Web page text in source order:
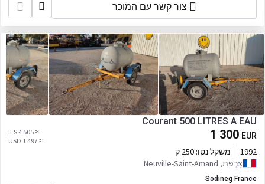
צור קשר עם המוכר
Courant 500 LITRES A EAU
1 300 EUR
≈ 4 505 ILS
≈ 1 497 USD
1992 משקל נטו: 250 ק
צָרְפַת, Neuville-Saint-Amand
Sodineg France